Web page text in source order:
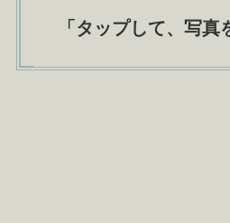
「 タップして、写真